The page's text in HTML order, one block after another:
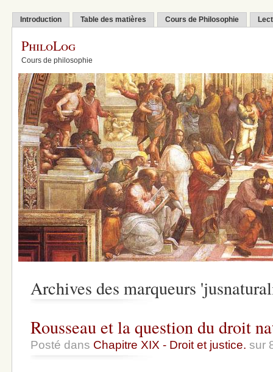
Introduction Table des matières Cours de Philosophie
PhiloLog
Cours de philosophie
Archives des marqueurs
Rousseau et la question du droit
Posté dans Chapitre XIX - Droit et justice. sur